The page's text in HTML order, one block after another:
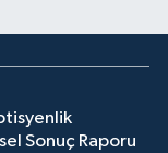
Sonuç Raporu